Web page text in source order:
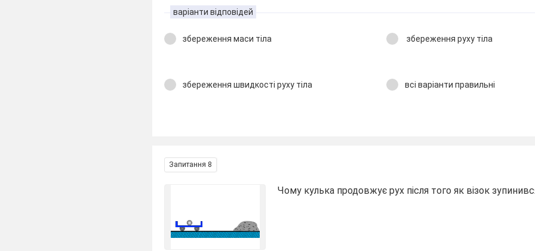
варіанти відповідей
збереження маси тіла збереження руху тіла
збереження швидкості руху тіла всі варіанти правильні
Запитання 8
Чому кулька продовжує рух після того як візок